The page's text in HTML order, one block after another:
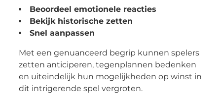
Beoordeel emotionele reacties
Bekijk historische zetten
Snel aanpassen
Met een genuanceerd begrip kunnen spelers
zetten anticiperen, tegenplannen bedenken
en uiteindelijk hun mogelijkheden op winst in
dit intrigerende spel vergroten.